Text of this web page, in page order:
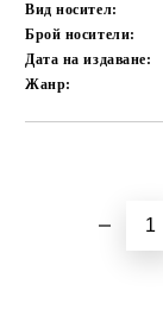
Вид носител:
Брой носители:
Дата на издаване:
Жанр: